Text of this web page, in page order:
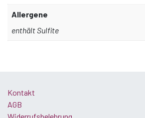
Allergene
enthält Sulfite
Kontakt
AGB